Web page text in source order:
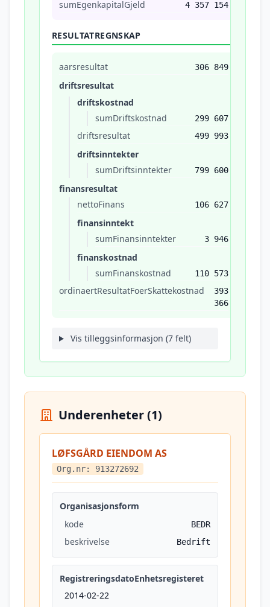
sumEgenkapitalGjeld 4 357 154
RESULTATREGNSKAP
aarsresultat 306 849
driftsresultat
driftskostnad
sumDriftskostnad
299 607
driftsresultat 499 993
driftsinntekter
sumDriftsinntekter
799 600
finansresultat
nettoFinans
106 627
finansinntekt
sumFinansinntekter
3 946
finanskostnad
sumFinanskostnad
110 573
ordinaertResultatFoerSkattekostnad
393
366
Vis tilleggsinformasjon (7 felt)
Underenheter (1)
LØFSGÅRD EIENDOM AS
Org.nr: 913272692
Organisasjonsform
kode
BEDR
beskrivelse Bedrift
RegistreringsdatoEnhetsregisteret
2014-02-22